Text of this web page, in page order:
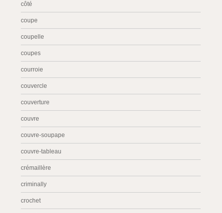
côté
coupe
coupelle
coupes
courroie
couvercle
couverture
couvre
couvre-soupape
couvre-tableau
crémaillère
criminally
crochet